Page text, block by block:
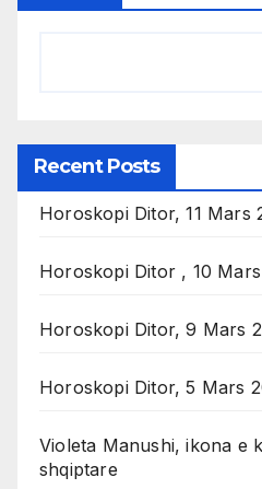
Recent Posts
Horoskopi Ditor, 11 Mars
Horoskopi Ditor , 10
Horoskopi Ditor, 9 Mars
Horoskopi Ditor, 5 Mars
Violeta Manushi, ikona e
shqiptare